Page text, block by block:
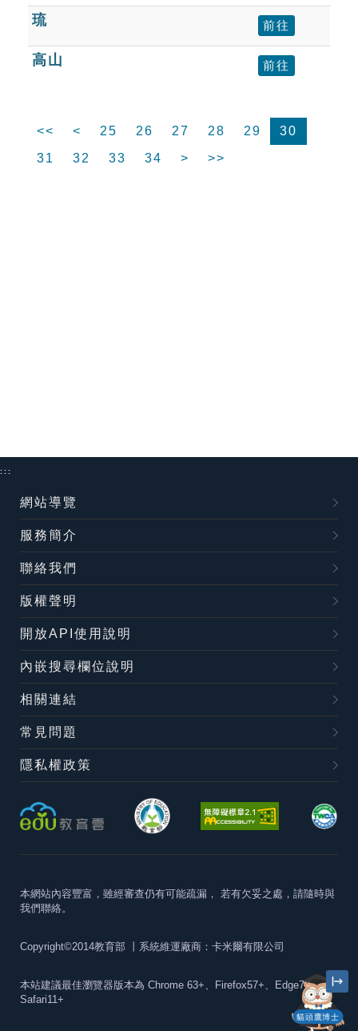
琉 前往
高山 前往
<< < 25 26 27 28 29
30
31
32 33 34 > >>
貓頭鷹博士
:::
網站導覽
服務簡介
聯絡我們
版權聲明
開放API使用說明
內嵌搜尋欄位說明
相關連結
常見問題
隱私權政策
本網站內容豐富，雖經審查仍有可能疏漏， 若有欠妥之處，請隨時與
我們聯絡。
Copyright©2014教育部 丨系統維運廠商：卡米爾有限公司
本站建議最佳瀏覽器版本為 Chrome 63+、Firefox57+、Edge79+及
Safari11+